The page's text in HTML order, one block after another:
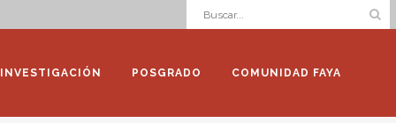
INVESTIGACIÓN POSGRADO COMUNIDAD FAYA